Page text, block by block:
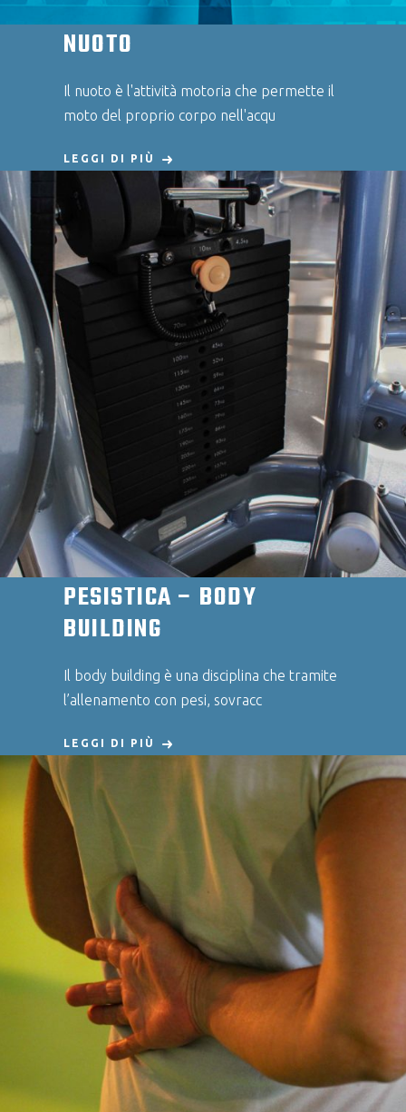
NUOTO
Il nuoto è l'attività motoria che permette il
moto del proprio corpo nell'acqu
LEGGI DI PIÙ
PESISTICA – BODY
BUILDING
Il body building è una disciplina che tramite
l’allenamento con pesi, sovracc
LEGGI DI PIÙ